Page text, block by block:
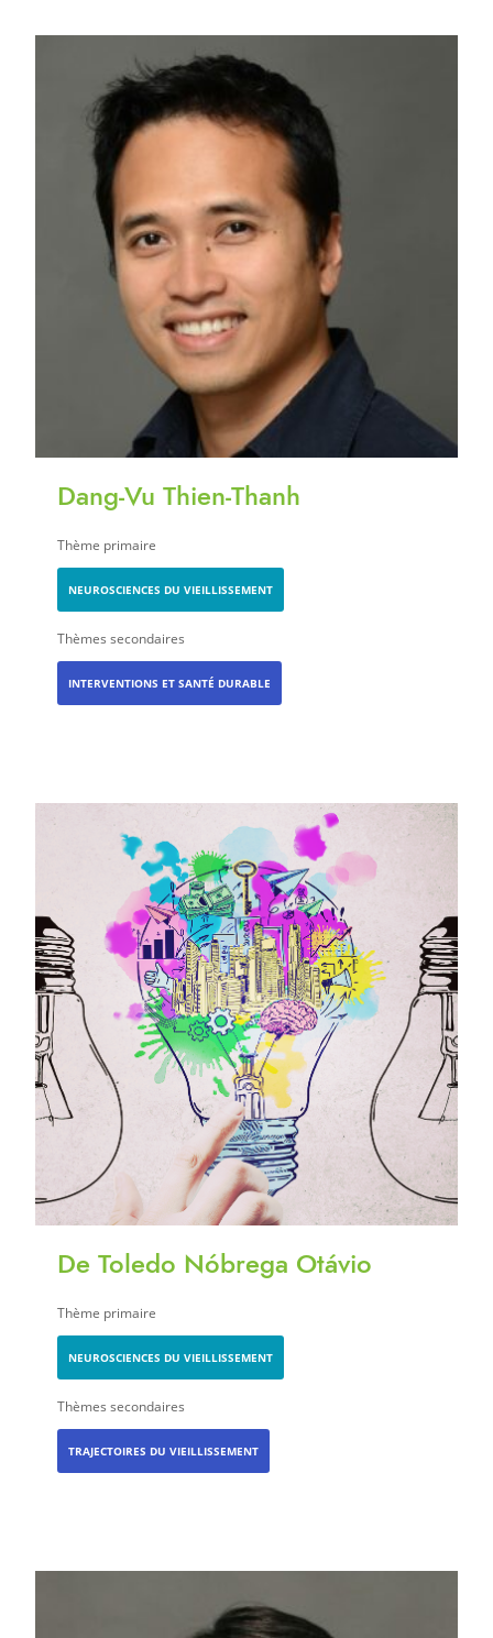
Dang-Vu Thien-Thanh
Thème primaire
NEUROSCIENCES DU VIEILLISSEMENT
Thèmes secondaires
INTERVENTIONS ET SANTÉ DURABLE
De Toledo Nóbrega Otávio
Thème primaire
NEUROSCIENCES DU VIEILLISSEMENT
Thèmes secondaires
TRAJECTOIRES DU VIEILLISSEMENT